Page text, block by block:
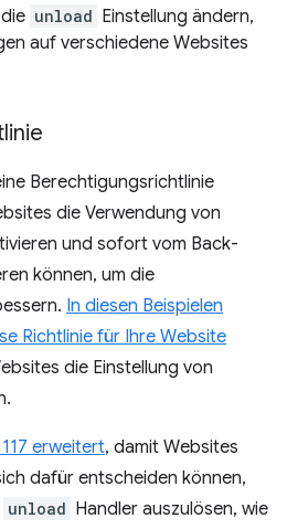
unload Einstellung ändern,
auf verschiedene Websites
Berechtigungsrichtlinie
die Verwendung von
und sofort vom Back-
können, um die
In diesen Beispielen
Richtlinie für Ihre Website
die Einstellung von
erweitert, damit Websites
dafür entscheiden können,
unload Handler auszulösen, wie